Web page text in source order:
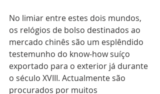
No limiar entre estes dois mundos,
os relógios de bolso destinados ao
mercado chinês são um esplêndido
testemunho do know-how suíço
exportado para o exterior já durante
o século XVIII. Actualmente são
procurados por muitos